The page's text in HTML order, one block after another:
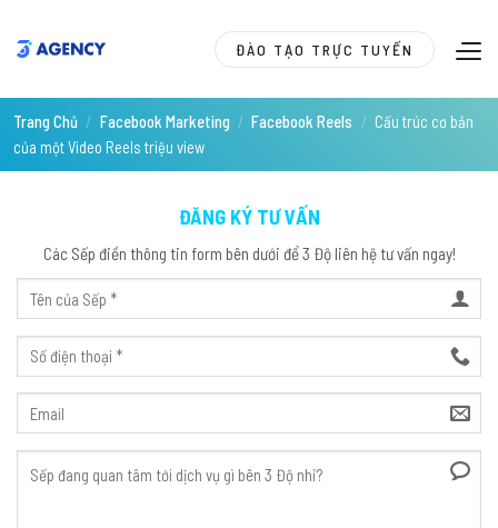
ĐÀO TẠO TRỰC TUYẾN
Trang Chủ / Facebook Marketing / Facebook Reels / Cấu trúc cơ bản
của một Video Reels triệu view
ĐĂNG KÝ TƯ VẤN
Các Sếp điền thông tin form bên dưới để 3 Độ liên hệ tư vấn ngay!